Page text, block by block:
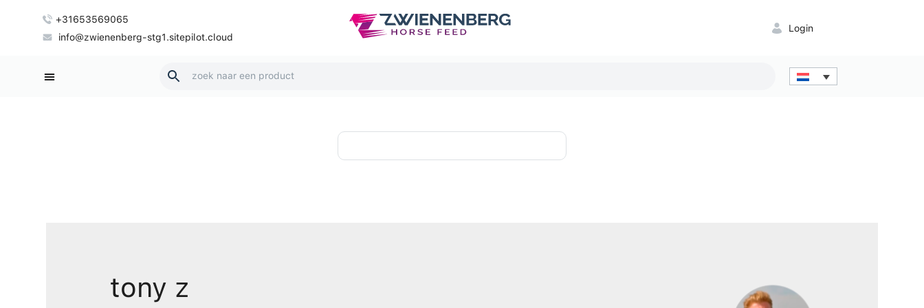
+31653569065
info@zwienenberg-stg1.sitepilot.cloud
Login
tony z